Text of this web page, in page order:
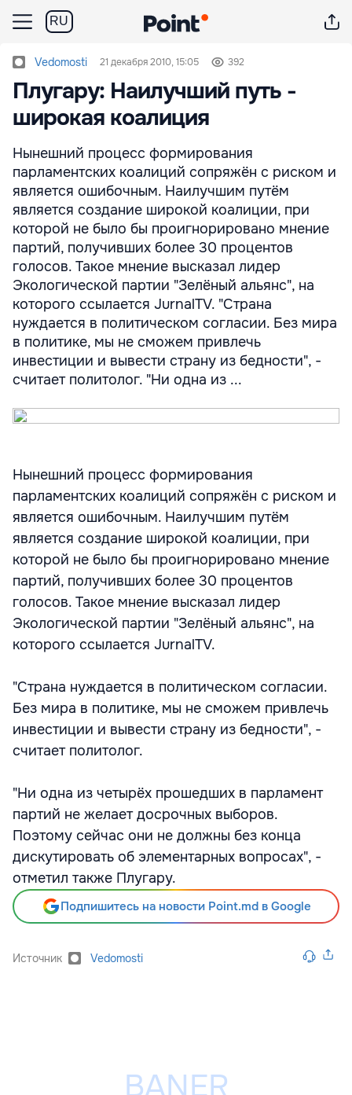
RU
Vedomosti 21 декабря 2010, 15:05 392
Плугару: Наилучший путь -
широкая коалиция
Нынешний процесс формирования
парламентских коалиций сопряжён с риском и
является ошибочным. Наилучшим путём
является создание широкой коалиции, при
которой не было бы проигнорировано мнение
партий, получивших более 30 процентов
голосов. Такое мнение высказал лидер
Экологической партии "Зелёный альянс", на
которого ссылается JurnalTV. "Страна
нуждается в политическом согласии. Без мира
в политике, мы не сможем привлечь
инвестиции и вывести страну из бедности", -
считает политолог. "Ни одна из ...
Нынешний процесс формирования
парламентских коалиций сопряжён с риском и
является ошибочным. Наилучшим путём
является создание широкой коалиции, при
которой не было бы проигнорировано мнение
партий, получивших более 30 процентов
голосов. Такое мнение высказал лидер
Экологической партии "Зелёный альянс", на
которого ссылается JurnalTV.
"Страна нуждается в политическом согласии.
Без мира в политике, мы не сможем привлечь
инвестиции и вывести страну из бедности", -
считает политолог.
"Ни одна из четырёх прошедших в парламент
партий не желает досрочных выборов.
Поэтому сейчас они не должны без конца
дискутировать об элементарных вопросах", -
отметил также Плугару.
Подпишитесь на новости Point.md в Google
Источник Vedomosti